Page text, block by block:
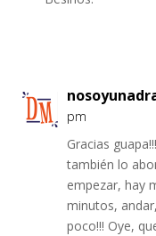
pm
Gracias
también lo
empezar, hay
minutos,
poco!!! Oye,